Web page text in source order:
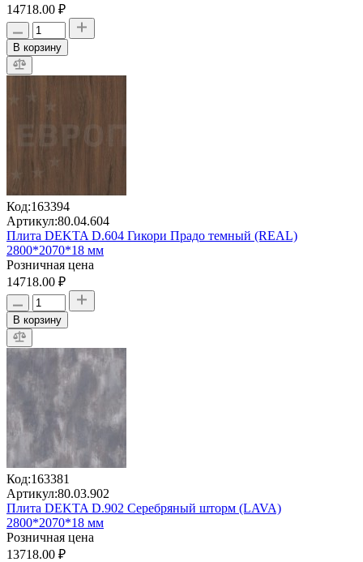
14718.00 ₽
В корзину
Код:163394
Артикул:80.04.604
Плита DEKTA D.604 Гикори Прадо темный (REAL)
2800*2070*18 мм
Розничная цена
14718.00 ₽
В корзину
Код:163381
Артикул:80.03.902
Плита DEKTA D.902 Серебряный шторм (LAVA)
2800*2070*18 мм
Розничная цена
13718.00 ₽